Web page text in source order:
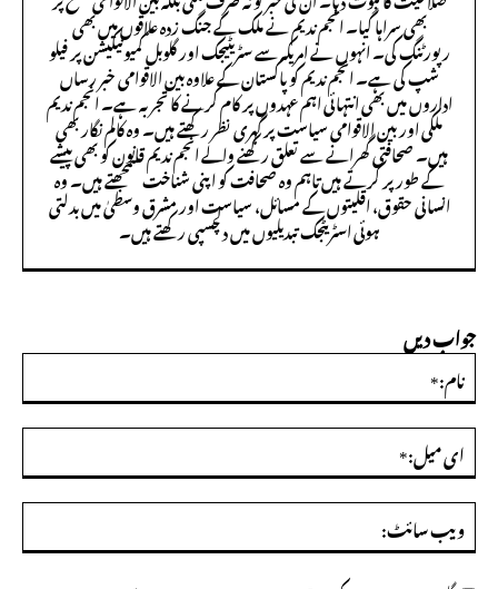
بھی سراہا گیا۔ انجم ندیم نے ملک کے جنگ زدہ علاقوں میں بھی
رپورٹنگ کی۔ انہوں نے امریکہ سے سٹریٹیجک اور گلوبل کمیونیکیشن پر فیلو
شپ کی ہے۔ انجم ندیم کو پاکستان کے علاوہ بین الاقوامی خبر رساں
اداروں میں بھی انتہائی اہم عہدوں پر کام کرنے کا تجربہ ہے۔ انجم ندیم
ملکی اور بین الاقوامی سیاست پر گہری نظر رکھتے ہیں۔ وہ کالم نگار بھی
ہیں۔ صحافتی گھرانے سے تعلق رکھنے والے انجم ندیم قانون کو بھی پیشے
کے طور پر کرتے ہیں تاہم وہ صحافت کو اپنی شناخت سمجھتے ہیں۔ وہ
انسانی حقوق، اقلیتوں کے مسائل، سیاست اور مشرق وسطیٰ میں بدلتی
ہوئی اسٹریٹجک تبدیلیوں میں دلچسپی رکھتے ہیں۔
جواب دیں
ای